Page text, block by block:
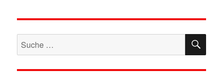
Suche
nach: